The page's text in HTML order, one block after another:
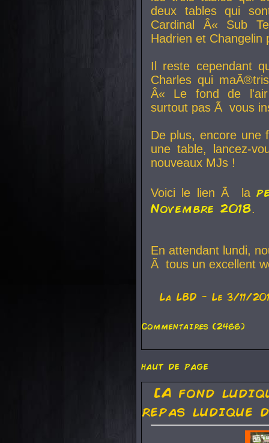
deux tables qui
Cardinal
Â« Sub
Hadrien et Changelin
Il reste cependant
Charles qui
Â« Le fond de
surtout pas Ã vous
De plus, encore une
une table, lancez-
nouveaux MJs !
Voici le lien Ã la
Novembre 2018.
En attendant lundi,
Ã tous un excellent
La LBD - Le 3/11/
Commentaires (2466)
haut de page
[A fond
repas ludique